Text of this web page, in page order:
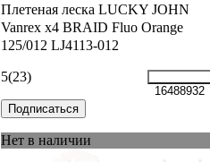
Плетеная леска LUCKY JOHN
Vanrex х4 BRAID Fluo Orange
125/012 LJ4113-012
5(23)
16488932
Подписаться
Нет в наличии